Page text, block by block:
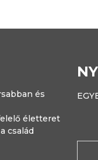
és
életteret
család